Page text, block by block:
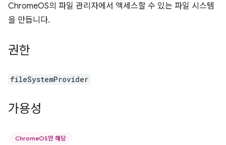
ChromeOS의 파일 관리자에서 액세스할 수 있는 파일 시스템
을 만듭니다.
권한
fileSystemProvider
가용성
ChromeOS만 해당